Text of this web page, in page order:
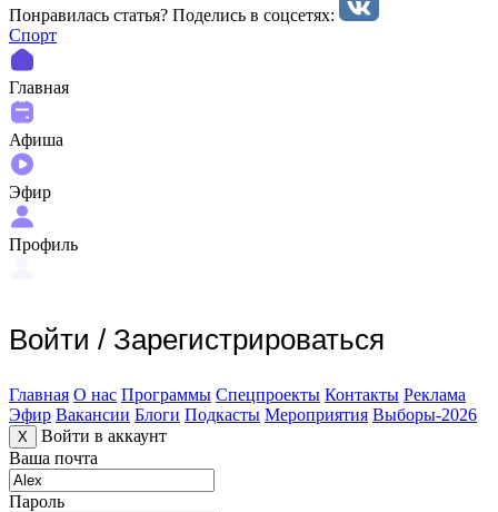
Понравилась статья? Поделиcь в соцсетях:
Спорт
Главная
Афиша
Эфир
Профиль
Войти / Зарегистрироваться
Главная О нас Программы Спецпроекты Контакты Реклама
Эфир Вакансии Блоги Подкасты Мероприятия Выборы-2026
X
Войти в аккаунт
Ваша почта
Пароль